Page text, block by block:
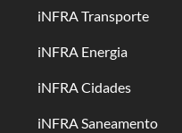
iNFRA Transporte
iNFRA Energia
iNFRA Cidades
iNFRA Saneamento